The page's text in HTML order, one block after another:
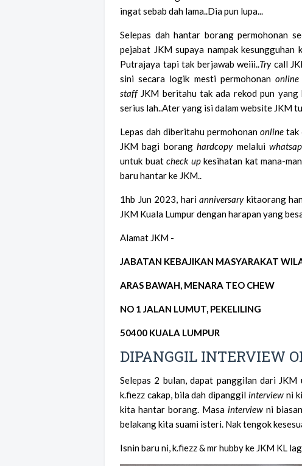
ingat sebab dah lama..Dia pun lupa...
Selepas dah hantar borang permohonan
pejabat JKM supaya nampak
Putrajaya tapi tak berjawab weiii..Trycall
sini secara logik mesti permohonan online
staffJKM beritahu tak ada rekod pun
serius lah..Ater yang isi dalam website JKM
Lepas dah diberitahu permohonanonlinetak
JKM bagi boranghardcopymelalui
untuk buatcheck upkesihatan kat mana-
baru hantar ke JKM..
1hb Jun 2023, harianniversarykitaorang
JKM Kuala Lumpur dengan harapan yang
Alamat JKM -
JABATAN KEBAJIKAN MASYARAKAT
ARAS BAWAH, MENARA TEO CHEW
NO 1 JALAN LUMUT, PEKELILING
50400 KUALA LUMPUR
DIPANGGIL INTERVIEW
Selepas 2 bulan, dapat panggilan dari JKM
k.fiezz cakap, bila dah dipanggilinterview ni
kita hantar borang. Masa interviewni
belakang kita suami isteri. Nak tengok
Isnin baru ni, k.fiezz & mr hubby ke JKM KL